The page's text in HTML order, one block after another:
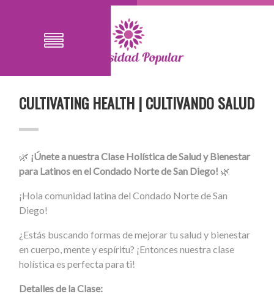
CULTIVATING HEALTH | CULTIVANDO SALUD
🌿 ¡Únete a nuestra Clase Holística de Salud y Bienestar
para Latinos en el Condado Norte de San Diego! 🌿
¡Hola comunidad latina del Condado Norte de San
Diego!
¿Estás buscando formas de mejorar tu salud y bienestar
en cuerpo, mente y espíritu? ¡Entonces nuestra clase
holística es perfecta para ti!
Detalles de la Clase: